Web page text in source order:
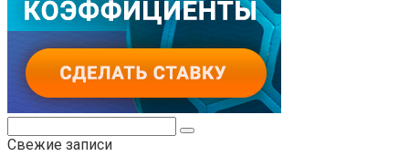
Свежие записи